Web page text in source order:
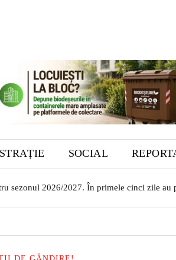
SOCIAL
2026/2027. În primele cinci zile au
Bistrița. Vernisajul are loc în 7 august